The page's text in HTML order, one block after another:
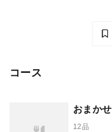
コース
おまかせ
12品